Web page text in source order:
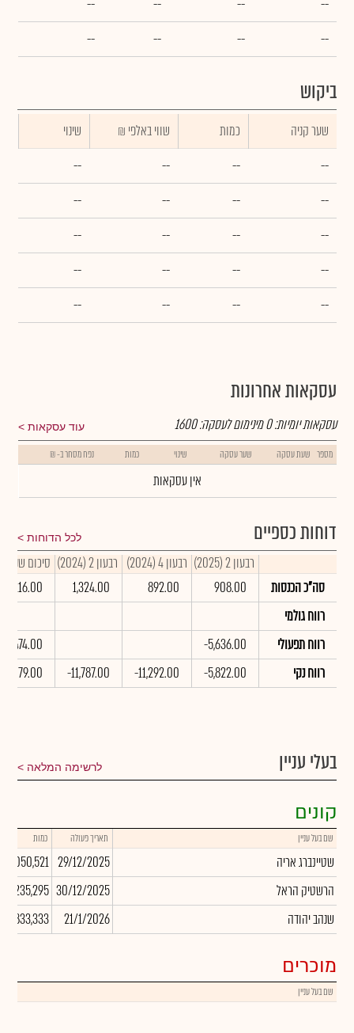
--
--
--
--
--
--
--
--
ביקוש
שער קניה כמות ₪ שווי באלפי
שינוי
--
--
--
--
--
--
--
--
--
--
--
--
--
--
--
--
--
--
--
--
עסקאות אחרונות
עוד עסקאות עסקאות יומיות:0מינימום לעסקה:1600
מספר שעת עסקה שער עסקה שינוי כמות נפח מסחר ב- ₪
אין עסקאות
דוחות כספיים לכל הדוחות
רבעון 2 (2025) רבעון 4 (2024) רבעון 2 (2024)
סיכום שנתי 2024
סה"כ הכנסות
908.00
892.00
1,324.00
2,216.00
רווח גולמי
רווח תפעולי
-5,636.00
רווח נקי
-5,822.00
-11,292.00
-11,787.00
בעלי עניין לרשימה המלאה
קונים
שם בעל עניין תאריך פעולה כמות
שטיינברג אריה 29/12/2025
1,050,521
הרשטיק הראל
30/12/2025
235,295
שנהב יהודה
21/1/2026
5,833,333
מוכרים
שם בעל עניין